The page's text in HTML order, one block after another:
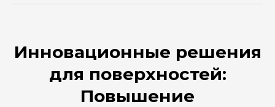
Инновационные решения
для поверхностей:
Повышение